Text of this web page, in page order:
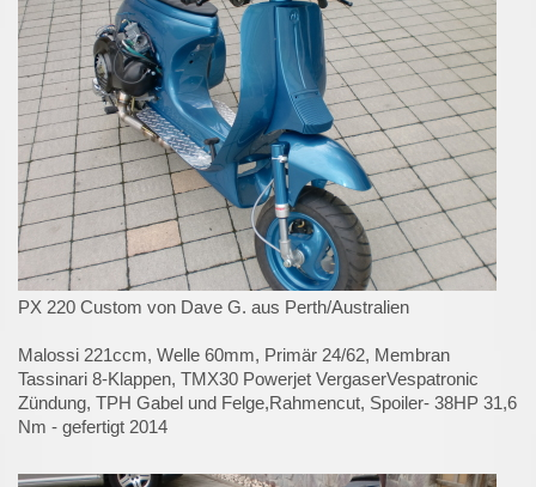
PX 220 Custom von Dave G. aus Perth/Australien
Malossi 221ccm, Welle 60mm, Primär 24/62, Membran
Tassinari 8-Klappen, TMX30 Powerjet VergaserVespatronic
Zündung, TPH Gabel und Felge,Rahmencut, Spoiler- 38HP 31,6
Nm - gefertigt 2014